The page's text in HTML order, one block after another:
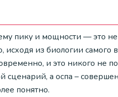
пику и мощности — это
из биологии самого
и это никого не
сценарий, а оспа –
понятно.